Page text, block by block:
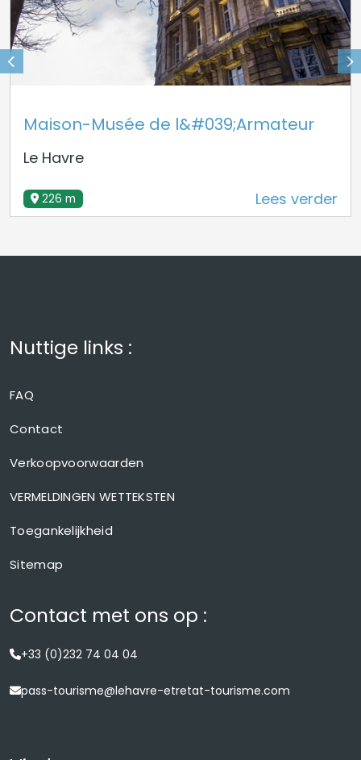
Maison-Musée de l&#039;Armateur
Le Havre
226 m Lees verder
Nuttige links :
FAQ
Contact
Verkoopvoorwaarden
VERMELDINGEN WETTEKSTEN
Toegankelijkheid
Sitemap
Contact met ons op :
+33 (0)232 74 04 04
pass-tourisme@lehavre-etretat-tourisme.com